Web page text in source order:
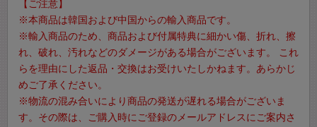
【ご注意】
※本商品は韓国および中国からの輸入商品です。
※輸入商品のため、商品および付属特典に細かい傷、折れ、擦
れ、破れ、汚れなどのダメージがある場合がございます。 これ
らを理由にした返品・交換はお受けいたしかねます。あらかじ
めご了承ください。
※物流の混み合いにより商品の発送が遅れる場合がございま
す。その際は、ご購入時にご登録のメールアドレスにご案内さ